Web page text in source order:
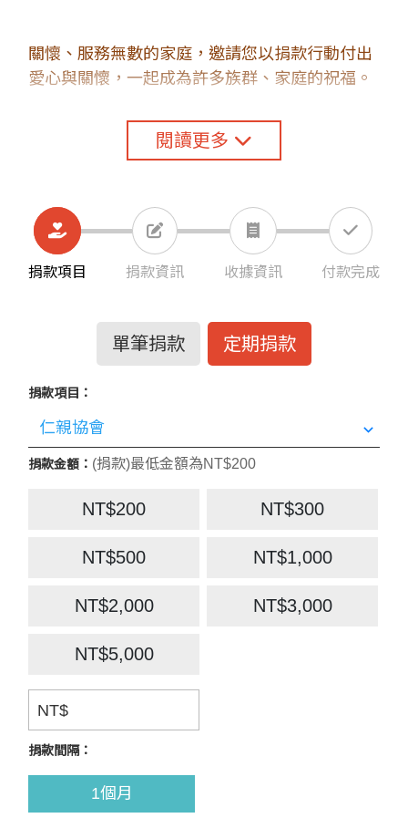
關懷、服務無數的家庭，邀請您以捐款行動付出
愛心與關懷，一起成為許多族群、家庭的祝福。
閱讀更多
捐款項目 捐款資訊 收據資訊 付款完成
單筆捐款 定期捐款
捐款項目：
捐款金額： (捐款)最低金額為NT$200
NT$200 NT$300
NT$500 NT$1,000
NT$2,000 NT$3,000
NT$5,000
NT$
捐款間隔：
1個月